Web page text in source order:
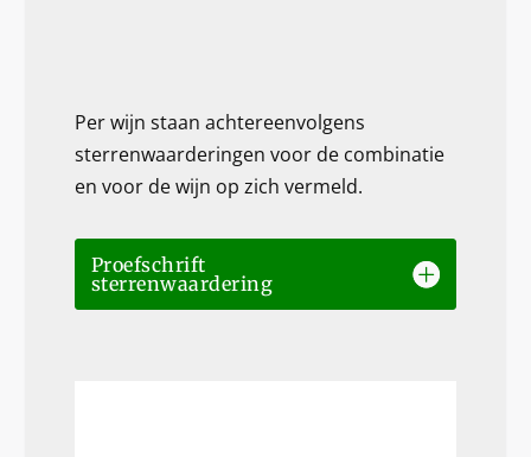
Per wijn staan achtereenvolgens
sterrenwaarderingen voor de combinatie
en voor de wijn op zich vermeld.
Proefschrift
sterrenwaardering